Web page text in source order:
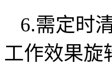
6.需定时
工作效果旋